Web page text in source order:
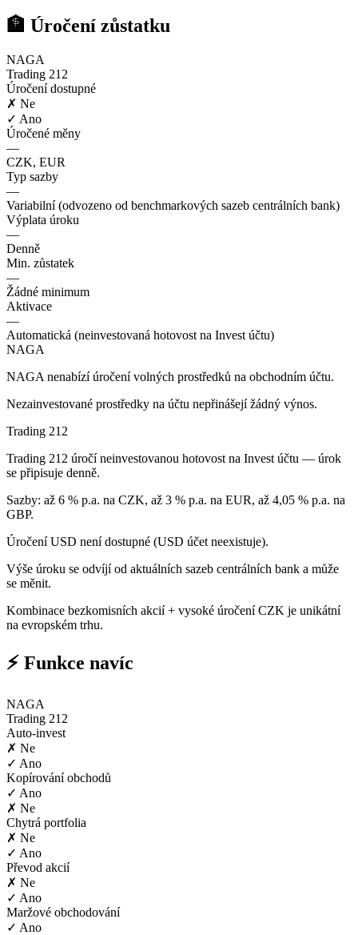
🏦 Úročení zůstatku
NAGA
Trading 212
Úročení dostupné
✗ Ne
✓ Ano
Úročené měny
—
CZK, EUR
Typ sazby
—
Variabilní (odvozeno od benchmarkových sazeb centrálních bank)
Výplata úroku
—
Denně
Min. zůstatek
—
Žádné minimum
Aktivace
—
Automatická (neinvestovaná hotovost na Invest účtu)
NAGA
NAGA nenabízí úročení volných prostředků na obchodním účtu.
Nezainvestované prostředky na účtu nepřinášejí žádný výnos.
Trading 212
Trading 212 úročí neinvestovanou hotovost na Invest účtu — úrok
se připisuje denně.
Sazby: až 6 % p.a. na CZK, až 3 % p.a. na EUR, až 4,05 % p.a. na
GBP.
Úročení USD není dostupné (USD účet neexistuje).
Výše úroku se odvíjí od aktuálních sazeb centrálních bank a může
se měnit.
Kombinace bezkomisních akcií + vysoké úročení CZK je unikátní
na evropském trhu.
⚡ Funkce navíc
NAGA
Trading 212
Auto-invest
✗ Ne
✓ Ano
Kopírování obchodů
✓ Ano
✗ Ne
Chytrá portfolia
✗ Ne
✓ Ano
Převod akcií
✗ Ne
✓ Ano
Maržové obchodování
✓ Ano